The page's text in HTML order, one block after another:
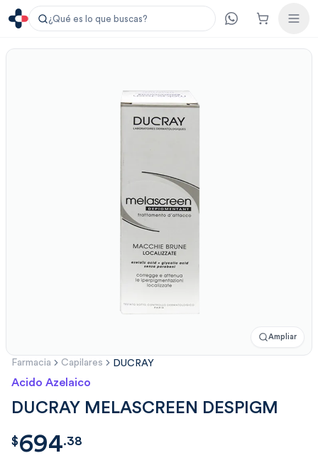
¿Qué es lo que buscas?
Ampliar
Farmacia Capilares DUCRAY
Acido Azelaico
DUCRAY MELASCREEN DESPIGM
$694.3838202
$694.38